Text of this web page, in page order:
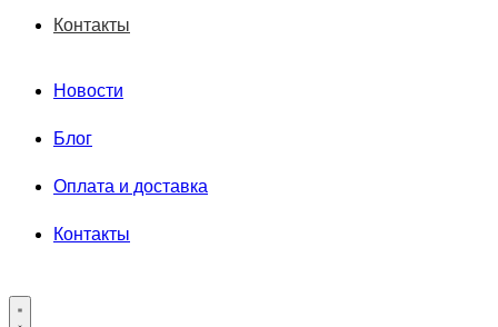
Контакты
Новости
Блог
Оплата и доставка
Контакты